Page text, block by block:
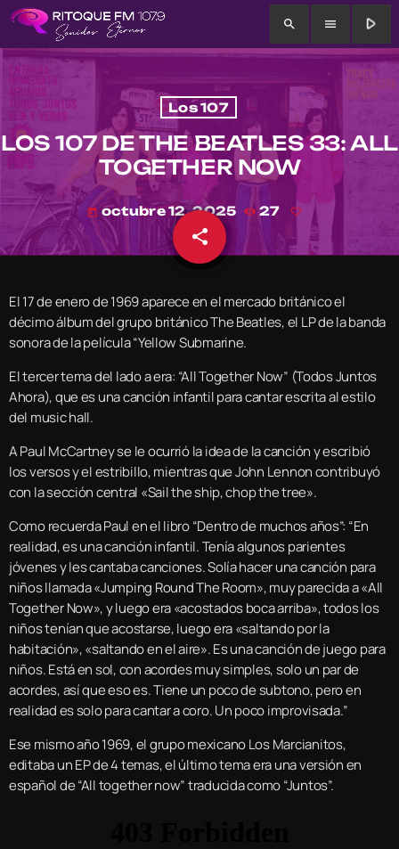
search menu play_arrow
Los 107
LOS 107 DE THE BEATLES 33: ALL
TOGETHER NOW
today octubre 12, 2025 27
share
email
El 17 de enero de 1969 aparece en el mercado británico el
décimo álbum del grupo británico The Beatles, el LP de la banda
sonora de la película “Yellow Submarine.
El tercer tema del lado a era: “All Together Now” (Todos Juntos
Ahora), que es una canción infantil para cantar escrita al estilo
del music hall.
A Paul McCartney se le ocurrió la idea de la canción y escribió
los versos y el estribillo, mientras que John Lennon contribuyó
con la sección central «Sail the ship, chop the tree».
Como recuerda Paul en el libro “Dentro de muchos años”: “En
realidad, es una canción infantil. Tenía algunos parientes
jóvenes y les cantaba canciones. Solía hacer una canción para
niños llamada «Jumping Round The Room», muy parecida a «All
Together Now», y luego era «acostados boca arriba», todos los
niños tenían que acostarse, luego era «saltando por la
habitación», «saltando en el aire». Es una canción de juego para
niños. Está en sol, con acordes muy simples, solo un par de
acordes, así que eso es. Tiene un poco de subtono, pero en
realidad es solo para cantar a coro. Un poco improvisada.”
Ese mismo año 1969, el grupo mexicano Los Marcianitos,
editaba un EP de 4 temas, el último tema era una versión en
español de “All together now” traducida como “Juntos”.